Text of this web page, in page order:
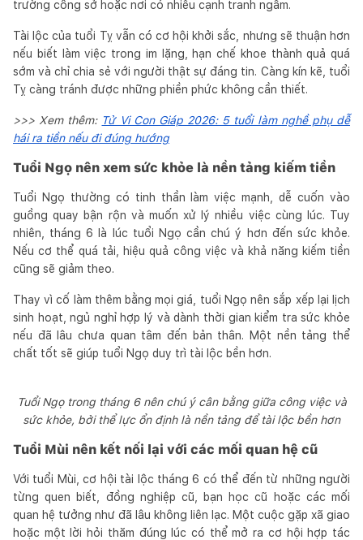
trường công sở hoặc nơi có nhiều cạnh tranh ngầm.
Tài lộc của tuổi Tỵ vẫn có cơ hội khởi sắc, nhưng sẽ thuận hơn
nếu biết làm việc trong im lặng, hạn chế khoe thành quả quá
sớm và chỉ chia sẻ với người thật sự đáng tin. Càng kín kẽ, tuổi
Tỵ càng tránh được những phiền phức không cần thiết.
>>> Xem thêm: Tử Vi Con Giáp 2026: 5 tuổi làm nghề phụ dễ
hái ra tiền nếu đi đúng hướng
Tuổi Ngọ nên xem sức khỏe là nền tảng kiếm tiền
Tuổi Ngọ thường có tinh thần làm việc mạnh, dễ cuốn vào
guồng quay bận rộn và muốn xử lý nhiều việc cùng lúc. Tuy
nhiên, tháng 6 là lúc tuổi Ngọ cần chú ý hơn đến sức khỏe.
Nếu cơ thể quá tải, hiệu quả công việc và khả năng kiếm tiền
cũng sẽ giảm theo.
Thay vì cố làm thêm bằng mọi giá, tuổi Ngọ nên sắp xếp lại lịch
sinh hoạt, ngủ nghỉ hợp lý và dành thời gian kiểm tra sức khỏe
nếu đã lâu chưa quan tâm đến bản thân. Một nền tảng thể
chất tốt sẽ giúp tuổi Ngọ duy trì tài lộc bền hơn.
Tuổi Ngọ trong tháng 6 nên chú ý cân bằng giữa công việc và
sức khỏe, bởi thể lực ổn định là nền tảng để tài lộc bền hơn
Tuổi Mùi nên kết nối lại với các mối quan hệ cũ
Với tuổi Mùi, cơ hội tài lộc tháng 6 có thể đến từ những người
từng quen biết, đồng nghiệp cũ, bạn học cũ hoặc các mối
quan hệ tưởng như đã lâu không liên lạc. Một cuộc gặp xã giao
hoặc một lời hỏi thăm đúng lúc có thể mở ra cơ hội hợp tác